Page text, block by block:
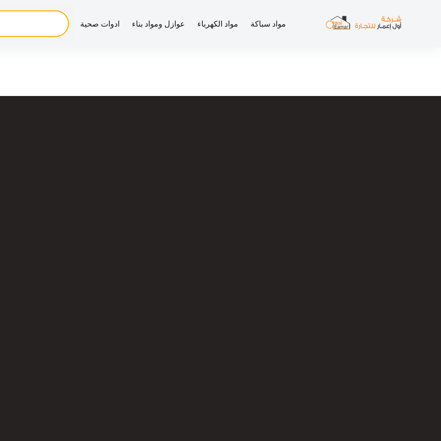
ادوات صحية عوازل ومواد بناء مواد الكهرباء مواد سباكة